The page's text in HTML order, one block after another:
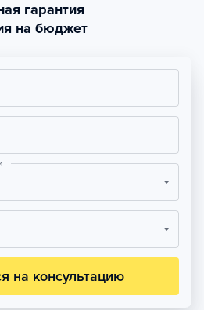
гарантия
на бюджет
на консультацию